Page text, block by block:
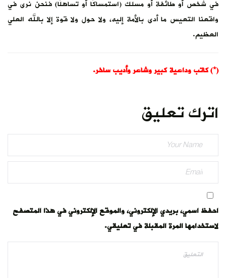
في شخص أو طائفة أو مسلك (استمساكًا أو تساهلًا) فنحن نرى في
واقعنا التعيس ما أدى بالأمة إليه، ولا حول ولا قوة إلا بالله العلي
العظيم.
(*) كاتب وداعية كبير وشاعر وأديب ساخر.
اترك تعليق
احفظ اسمي، بريدي الإلكتروني، والموقع الإلكتروني في هذا المتصفح
لاستخدامها المرة المقبلة في تعليقي.